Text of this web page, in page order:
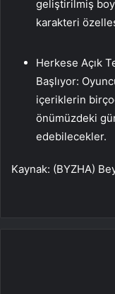
geliştirilmiş
karakteri
Herkese Açık
Başlıyor:
içeriklerin
önümüzdeki
edebilecekler.
Kaynak: (BYZHA)